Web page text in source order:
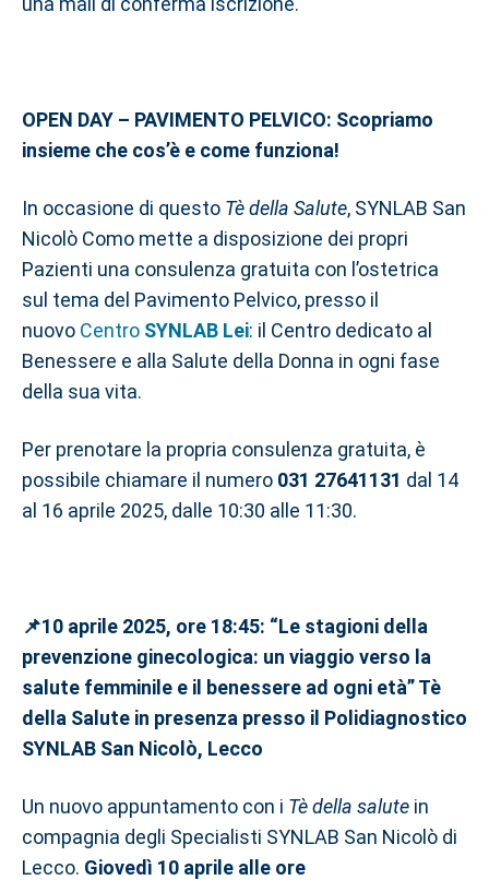
OPEN DAY – PAVIMENTO PELVICO: Scopriamo
insieme che cos’è e come funziona!
In occasione di questo Tè della Salute, SYNLAB San
Nicolò Como mette a disposizione dei propri
Pazienti una consulenza gratuita con l’ostetrica
sul tema del Pavimento Pelvico, presso il
nuovo Centro SYNLAB Lei: il Centro dedicato al
Benessere e alla Salute della Donna in ogni fase
della sua vita.
Per prenotare la propria consulenza gratuita, è
possibile chiamare il numero 031 27641131 dal 14
al 16 aprile 2025, dalle 10:30 alle 11:30.
📌10 aprile 2025, ore 18:45: “Le stagioni della
prevenzione ginecologica: un viaggio verso la
salute femminile e il benessere ad ogni età” Tè
della Salute in presenza presso il Polidiagnostico
SYNLAB San Nicolò, Lecco
Un nuovo appuntamento con i Tè della salute in
compagnia degli Specialisti SYNLAB San Nicolò di
Lecco. Giovedì 10 aprile alle ore